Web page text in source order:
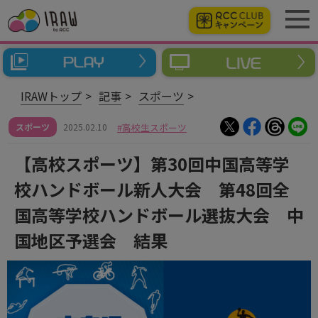
IRAWトップ 記事 スポーツ
スポーツ 2025.02.10 高校生スポーツ
【高校スポーツ】第30回中国高等学
校ハンドボール新人大会 第48回全
国高等学校ハンドボール選抜大会 中
国地区予選会 結果